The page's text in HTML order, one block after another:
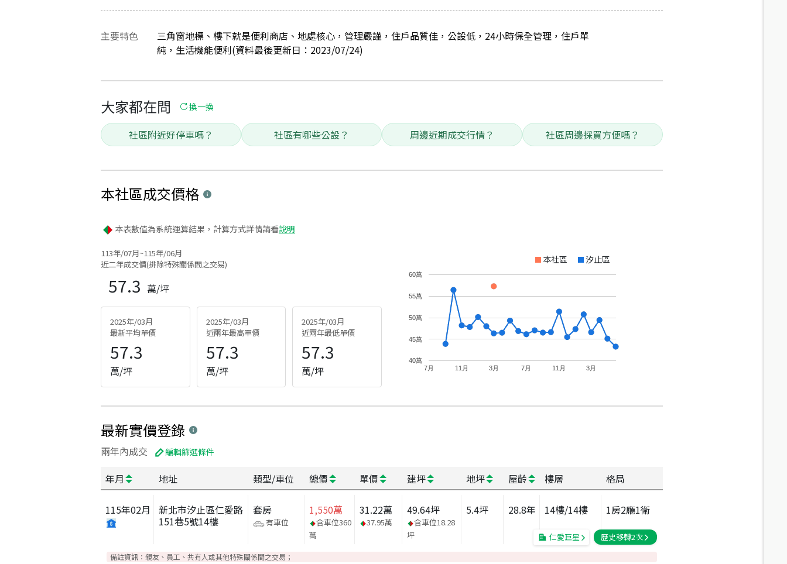
主要特色
三角窗地標、樓下就是便利商店、地處核心，管理嚴謹，住戶品質佳，公設低，24小時保全管理，住戶單
純，生活機能便利(資料最後更新日：2023/07/24)
大家都在問 換一換
社區附近好停車嗎？ 社區有哪些公設？ 周邊近期成交行情？ 社區周邊採買方便嗎？
本社區成交價格
本表數值為系統運算結果，計算方式詳情請看說明
113年/07月~115年/06月
近二年成交價(排除特殊關係間之交易)
57.3 萬/坪
2025年/03月
最新平均單價
57.3
萬/坪
2025年/03月
近兩年最高單價
57.3
萬/坪
2025年/03月
近兩年最低單價
57.3
萬/坪
本社區 汐止區
7月 11月 3月 7月 11月 3月
40萬
45萬
50萬
55萬
60萬
最新實價登錄
兩年內成交 編輯篩選條件
年月 地址 類型/車位 總價 單價 建坪 地坪 屋齡 樓層 格局
115年02月
新北市汐止區仁愛路
151巷5號14樓
套房
有車位
1,550萬
含車位360
萬
31.22萬
37.95萬
49.64坪
含車位18.28
坪
5.4坪 28.8年 14樓/14樓 1房2廳1衛
仁愛巨星 歷史移轉2次
備註資訊： 親友、員工、共有人或其他特殊關係間之交易；